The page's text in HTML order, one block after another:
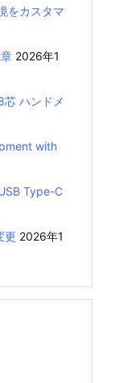
をカスタマ
2026年1
ハンドメ
with
Type-C
更 2026年1